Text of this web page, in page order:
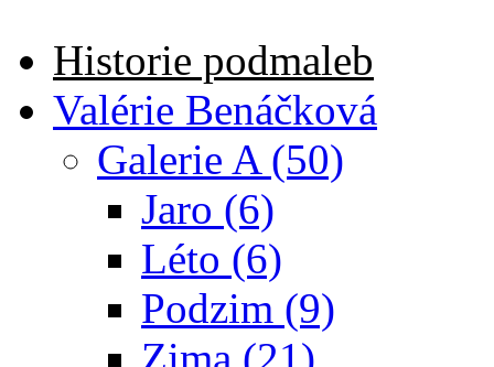
Historie podmaleb
Valérie Benáčková
Galerie A (50)
Jaro (6)
Léto (6)
Podzim (9)